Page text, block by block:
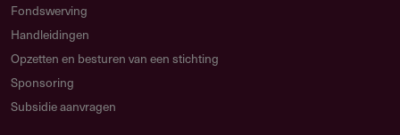
Fondswerving
Handleidingen
Opzetten en besturen van een stichting
Sponsoring
Subsidie aanvragen